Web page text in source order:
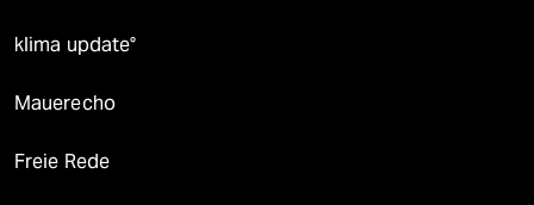
klima update°
Mauerecho
Freie Rede